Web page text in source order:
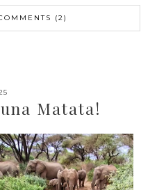
(2)
Matata!